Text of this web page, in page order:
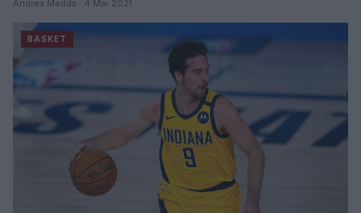
Andrea Medda · 4 Mar 2021
BASKET